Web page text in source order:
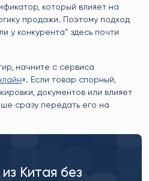
который влияет на
продажи. Поэтому подход
у конкурента” здесь почти
начните с сервиса
». Если товар спорный,
документов или влияет
сразу передать его на
Китая без